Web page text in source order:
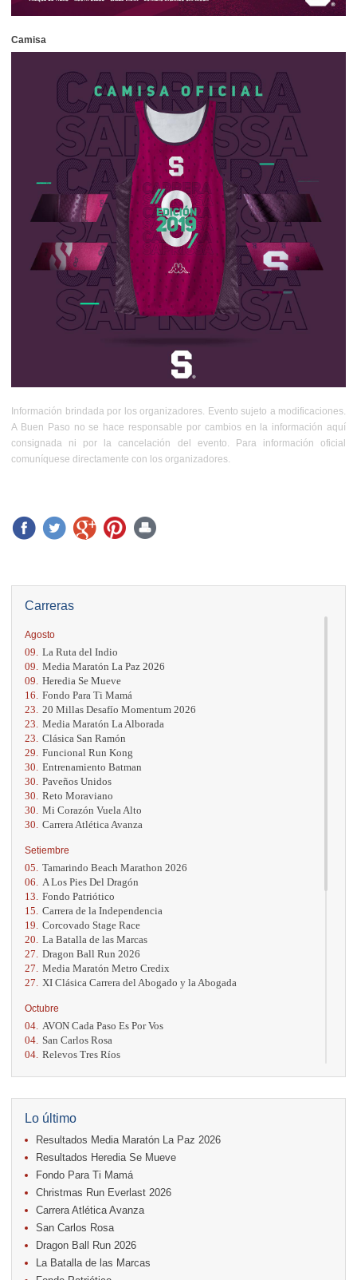
Carreras
Agosto
09. La Ruta del Indio
09. Media Maratón La Paz 2026
09. Heredia Se Mueve
16. Fondo Para Ti Mamá
23. 20 Millas Desafío Momentum 2026
23. Media Maratón La Alborada
23. Clásica San Ramón
29. Funcional Run Kong
30. Entrenamiento Batman
30. Paveños Unidos
30. Reto Moraviano
30. Mi Corazón Vuela Alto
30. Carrera Atlética Avanza
Setiembre
05. Tamarindo Beach Marathon 2026
06.
A Los Pies Del Dragón
13. Fondo Patriótico
15. Carrera de la Independencia
19. Corcovado Stage Race
20. La Batalla de las Marcas
27. Dragon Ball Run 2026
27. Media Maratón Metro Credix
27.
XI Clásica Carrera del Abogado y la Abogada
Octubre
04. AVON Cada Paso Es Por Vos
04. San Carlos Rosa
04. Relevos Tres Ríos
17. Caribe Paradise Run
18.
Casa Turire Trail Run
18. Warriors Run Circuit
18. Samsung Jacó Beach Half Marathon 2026
25. KRun by Under Armour
25.
Run Alajuela
Noviembre
08. Lindora Run
15. Entre Pan y Rosas
Diciembre
Lo último
Resultados Media Maratón La Paz 2026
Resultados Heredia Se Mueve
Fondo Para Ti Mamá
Christmas Run Everlast 2026
Carrera Atlética Avanza
San Carlos Rosa
Dragon Ball Run 2026
La Batalla de las Marcas
Camisa
Información brindada por los organizadores. Evento sujeto a modificaciones.
A Buen Paso no se hace responsable por cambios en la información aquí
consignada ni por la cancelación del evento. Para información oficial
comuníquese directamente con los organizadores.